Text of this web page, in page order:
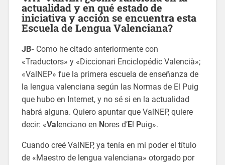
actualidad y en qué estado de
iniciativa y acción se encuentra esta
Escuela de Lengua Valenciana?
JB-Como he citado anteriormente con
«Traductors» y «Diccionari Enciclopédic Valencià»;
«ValNEP» fue la primera escuela de enseñanza de
la lengua valenciana según las Normas de El Puig
que hubo en Internet, y no sé si en la actualidad
habrá alguna. Quiero apuntar que ValNEP, quiere
decir: «Valenciano en Nores d’El Puig».
Cuando creé ValNEP, ya tenía en mi poder el título
de «Maestro de lengua valenciana» otorgado por